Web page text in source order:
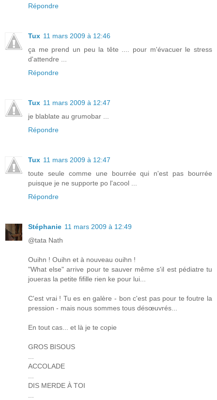
Répondre
Tux 11 mars 2009 à 12:46
ça me prend un peu la tête .... pour m'évacuer le stress
d'attendre ...
Répondre
Tux 11 mars 2009 à 12:47
je blablate au grumobar ...
Répondre
Tux 11 mars 2009 à 12:47
toute seule comme une bourrée qui n'est pas bourrée
puisque je ne supporte po l'acool ...
Répondre
Stéphanie 11 mars 2009 à 12:49
@tata Nath
Ouihn ! Ouihn et à nouveau ouihn !
"What else" arrive pour te sauver même s'il est pédiatre tu
joueras la petite fifille rien ke pour lui...
C'est vrai ! Tu es en galère - bon c'est pas pour te foutre la
pression - mais nous sommes tous désœuvrés...
En tout cas... et là je te copie
GROS BISOUS
ACCOLADE
DIS MERDE À TOI